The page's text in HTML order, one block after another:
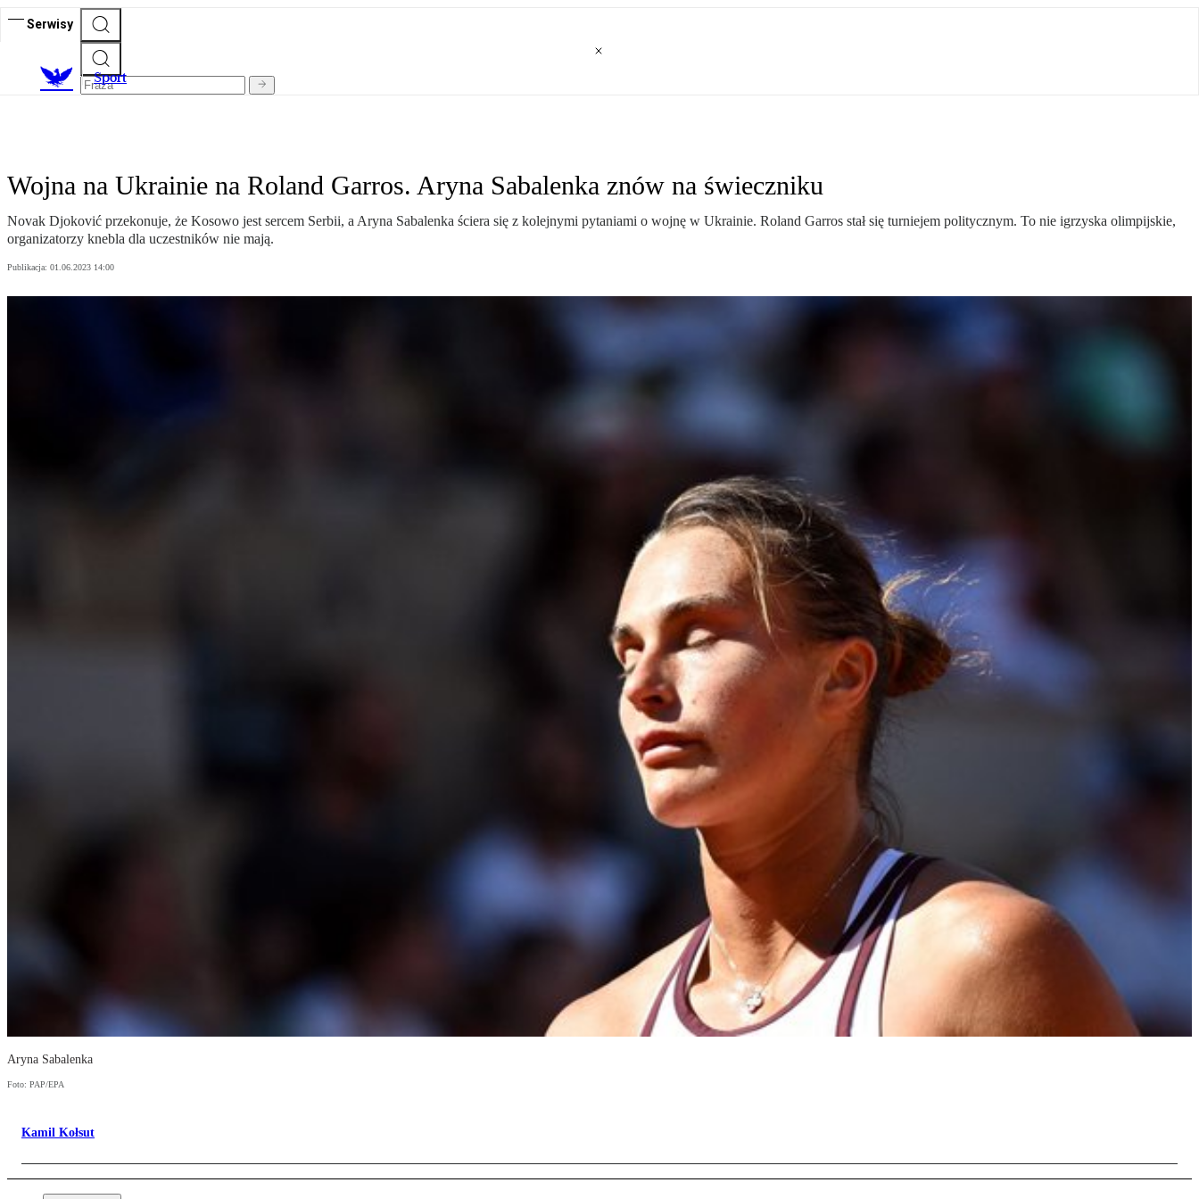
Serwisy
Sport
Wojna na Ukrainie na Roland Garros. Aryna Sabalenka znów na świeczniku
Novak Djoković przekonuje, że Kosowo jest sercem Serbii, a Aryna Sabalenka ściera się z kolejnymi pytaniami o wojnę w Ukrainie. Roland Garros stał się turniejem politycznym. To nie igrzyska olimpijskie,
organizatorzy knebla dla uczestników nie mają.
Publikacja: 01.06.2023 14:00
Aryna Sabalenka
Foto: PAP/EPA
Kamil Kołsut